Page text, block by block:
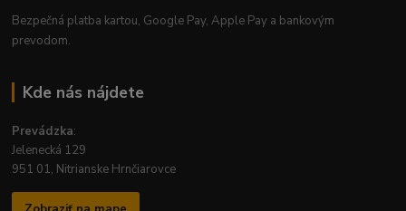
Bezpečná platba kartou, Google Pay, Apple Pay a bankovým
prevodom.
Kde nás nájdete
Prevádzka:
Jelenecká 129
951 01, Nitrianske Hrnčiarovce